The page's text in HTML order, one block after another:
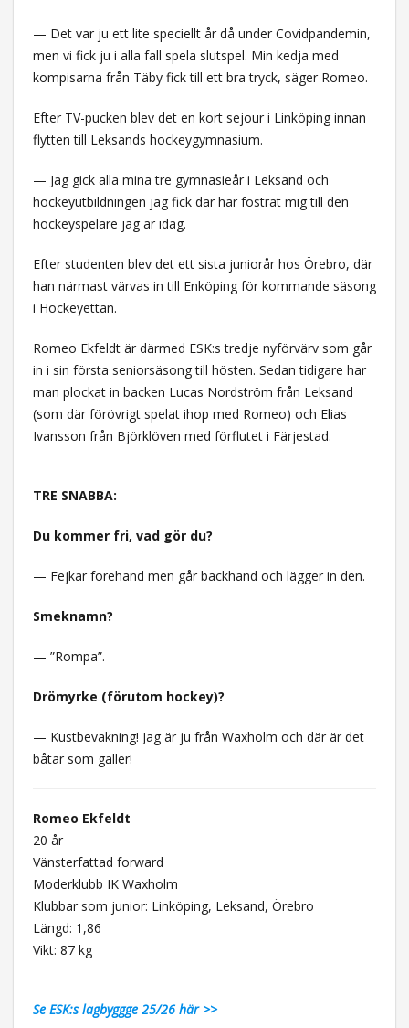
— Det var ju ett lite speciellt år då under Covidpandemin,
men vi fick ju i alla fall spela slutspel. Min kedja med
kompisarna från Täby fick till ett bra tryck, säger Romeo.
Efter TV-pucken blev det en kort sejour i Linköping innan
flytten till Leksands hockeygymnasium.
— Jag gick alla mina tre gymnasieår i Leksand och
hockeyutbildningen jag fick där har fostrat mig till den
hockeyspelare jag är idag.
Efter studenten blev det ett sista juniorår hos Örebro, där
han närmast värvas in till Enköping för kommande säsong
i Hockeyettan.
Romeo Ekfeldt är därmed ESK:s tredje nyförvärv som går
in i sin första seniorsäsong till hösten. Sedan tidigare har
man plockat in backen Lucas Nordström från Leksand
(som där förövrigt spelat ihop med Romeo) och Elias
Ivansson från Björklöven med förflutet i Färjestad.
TRE SNABBA:
Du kommer fri, vad gör du?
— Fejkar forehand men går backhand och lägger in den.
Smeknamn?
— ”Rompa”.
Drömyrke (förutom hockey)?
— Kustbevakning! Jag är ju från Waxholm och där är det
båtar som gäller!
Romeo Ekfeldt
20 år
Vänsterfattad forward
Moderklubb IK Waxholm
Klubbar som junior: Linköping, Leksand, Örebro
Längd: 1,86
Vikt: 87 kg
Se ESK:s lagbyggge 25/26 här >>